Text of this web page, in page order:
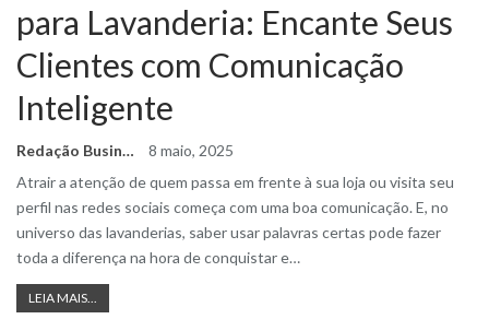
para Lavanderia: Encante Seus
Clientes com Comunicação
Inteligente
Redação Business Ideas
8 maio, 2025
Atrair a atenção de quem passa em frente à sua loja ou visita seu
perfil nas redes sociais começa com uma boa comunicação. E, no
universo das lavanderias, saber usar palavras certas pode fazer
toda a diferença na hora de conquistar e…
LEIA MAIS...